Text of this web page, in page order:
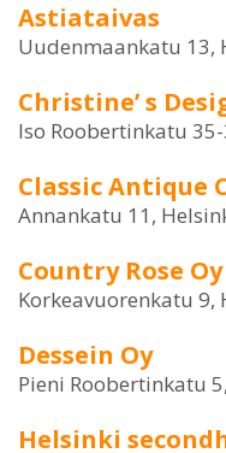
Astiataivas
Uudenmaankatu 13,
Christine’ s
Iso Roobertinkatu
Classic Antique
Annankatu 11,
Country Rose Oy
Korkeavuorenkatu 9,
Dessein Oy
Pieni Roobertinkatu
Helsinki